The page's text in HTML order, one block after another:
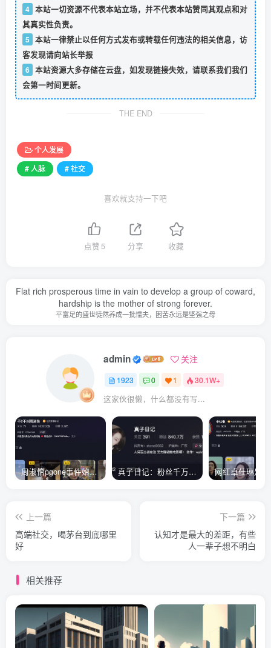
4 本站一切资源不代表本站立场，并不代表本站赞同其观点和对
其真实性负责。
5 本站一律禁止以任何方式发布或转载任何违法的相关信息，访
客发现请向站长举报
6 本站资源大多存储在云盘，如发现链接失效，请联系我们我们
会第一时间更新。
THE END
个人发展
# 人脉
# 社交
喜欢就支持一下吧
点赞 5 分享 收藏
Flat rich prosperous time in vain to develop a group of coward,
hardship is the mother of strong forever.
平富足的盛世徒然养成一批懦夫，困苦永远是坚强之母
admin 关注
1923 0 1 30.1W+
这家伙很懒，什么都没有写...
周淑怡pgone事件始末，周淑怡现状 真子日记：粉丝千万的真子日记是最懂反转的网红吗？
上一篇
高端社交，喝茅台到底哪里
好
下一篇
认知才是最大的差距，有些
人一辈子想不明白
相关推荐